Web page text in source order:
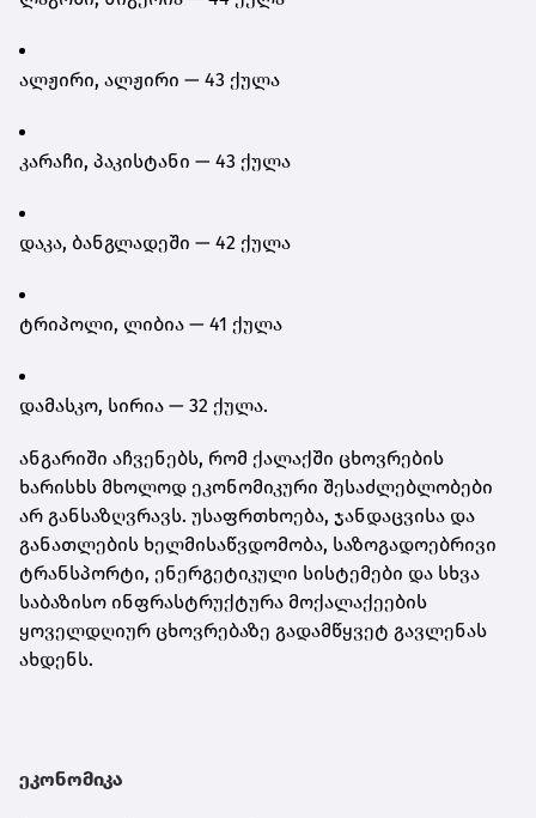
ალჟირი, ალჟირი — 43 ქულა
კარაჩი, პაკისტანი — 43 ქულა
დაკა, ბანგლადეში — 42 ქულა
ტრიპოლი, ლიბია — 41 ქულა
დამასკო, სირია — 32 ქულა.
ანგარიში აჩვენებს, რომ ქალაქში ცხოვრების
ხარისხს მხოლოდ ეკონომიკური შესაძლებლობები
არ განსაზღვრავს. უსაფრთხოება, ჯანდაცვისა და
განათლების ხელმისაწვდომობა, საზოგადოებრივი
ტრანსპორტი, ენერგეტიკული სისტემები და სხვა
საბაზისო ინფრასტრუქტურა მოქალაქეების
ყოველდღიურ ცხოვრებაზე გადამწყვეტ გავლენას
ახდენს.
ეკონომიკა